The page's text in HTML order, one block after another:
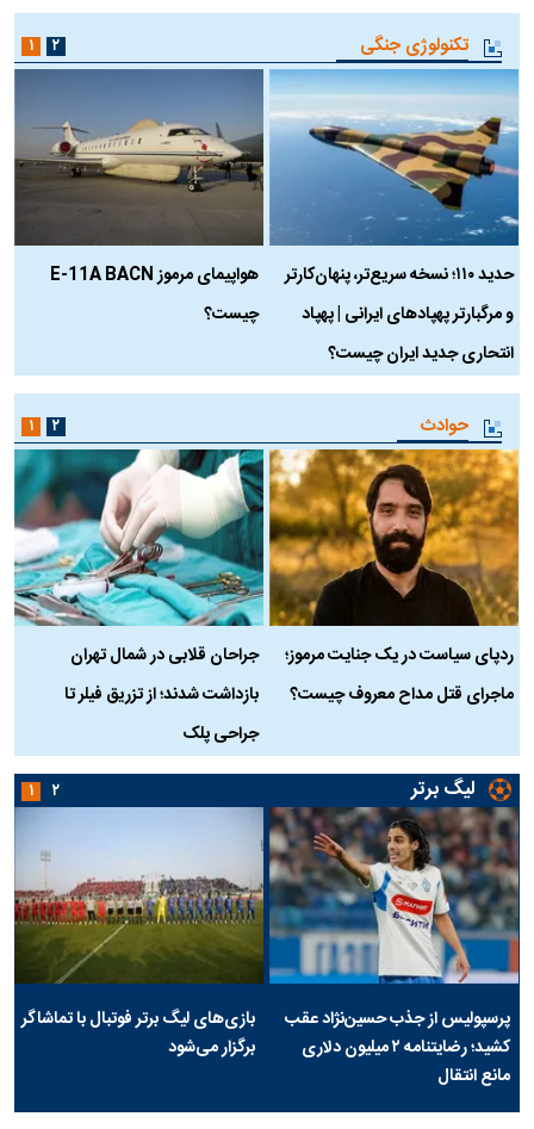
تکنولوژی جنگی
حدید ۱۱۰؛ نسخه سریع‌تر، پنهان‌کارتر
و مرگبارتر پهپادهای ایرانی | پهپاد
انتحاری جدید ایران چیست؟
هواپیمای مرموز E-11A BACN
چیست؟
۱ ۲
حوادث
ردپای سیاست در یک جنایت مرموز؛
ماجرای قتل مداح معروف چیست؟
جراحان قلابی در شمال تهران
بازداشت شدند؛ از تزریق فیلر تا
جراحی پلک
۱ ۲
لیگ برتر
پرسپولیس از جذب حسین‌نژاد عقب
کشید؛ رضایتنامه ۲ میلیون دلاری
مانع انتقال
بازی‌های لیگ برتر فوتبال با تماشاگر
برگزار می‌شود
۱ ۲